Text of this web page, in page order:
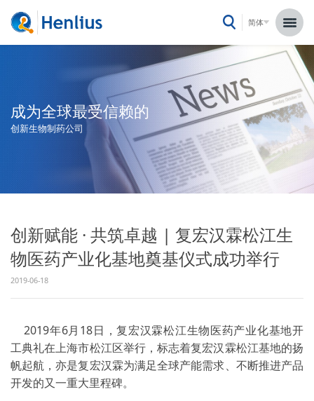
简体
成为全球最受信赖的
创新生物制药公司
创新赋能 · 共筑卓越 | 复宏汉霖松江生
物医药产业化基地奠基仪式成功举行
2019-06-18
2019年6月18日，复宏汉霖松江生物医药产业化基地开
工典礼在上海市松江区举行，标志着复宏汉霖松江基地的扬
帆起航，亦是复宏汉霖为满足全球产能需求、不断推进产品
开发的又一重大里程碑。